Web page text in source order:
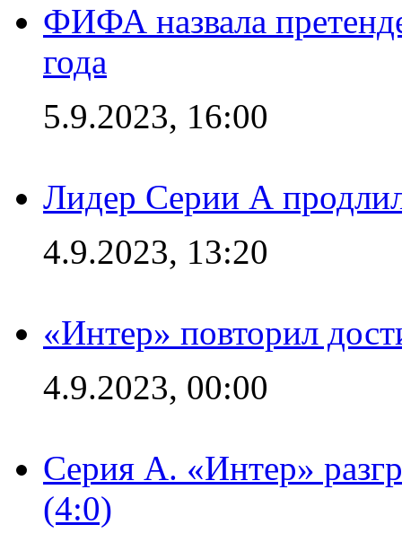
ФИФА назвала
года
5.9.2023, 16:00
Лидер Серии А
4.9.2023, 13:20
«Интер» повторил
4.9.2023, 00:00
Серия А. «Интер»
(4:0)